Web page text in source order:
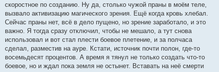
скоростное по созданию. Ну да, столько чужой праны в моём теле,
вызвало активизацию магического зрения. Ещё когда кровь хлебал.
Сейчас праны нет, всё в дело пущено, но зрение заработало, и это
важно. Я тогда сразу отключил, чтобы не мешало, а тут снова
использовал и вот стал плести боевое плетение, и за полчаса
сделал, разместив на ауре. Кстати, источник почти полон, где-то
восемьдесят процентов. А время я тянул не только создать что-то
боевое, но и ждал пока земля не остынет. Вставать на неё смерти